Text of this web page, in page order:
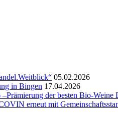
05.02.2026
in Bingen 17.04.2026
der besten Bio-Weine
erneut mit